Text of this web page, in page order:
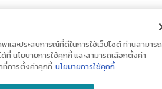
และประสบการณ์ที่ดีในการใช้เว็ปไซต์ ท่านสามารถ
ที่ นโยบายการใช้คุกกี้ และสามารถเลือกตั้งค่า
ที่การตั้งค่าคุกกี้ นโยบายการใช้คุกกี้